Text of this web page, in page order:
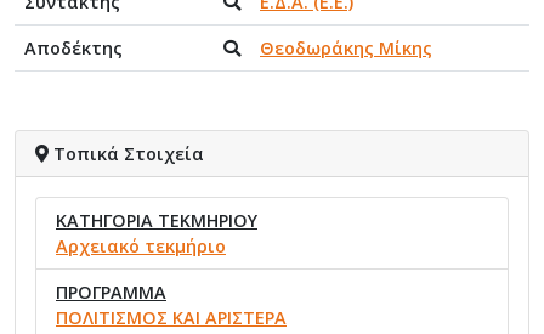
Αποδέκτης
Θεοδωράκης Μίκης
Τοπικά Στοιχεία
ΚΑΤΗΓΟΡΙΑ ΤΕΚΜΗΡΙΟΥ
Αρχειακό τεκμήριο
ΠΡΟΓΡΑΜΜΑ
ΠΟΛΙΤΙΣΜΟΣ ΚΑΙ ΑΡΙΣΤΕΡΑ